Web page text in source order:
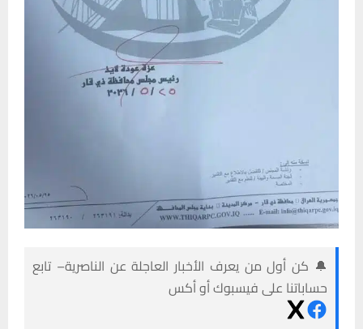
🔔 كن أول من يعرف الأخبار العاجلة عن الناصرية– تابع
حساباتنا على فيسبوك أو أكس